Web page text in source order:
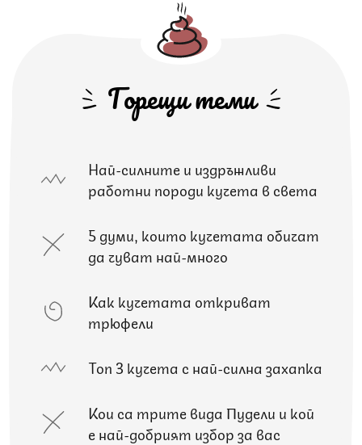
Горещи теми
Най-силните и издръжливи
работни породи кучета в света
5 думи, които кучетата обичат
да чуват най-много
Как кучетата откриват
трюфели
Топ 3 кучета с най-силна захапка
Кои са трите вида Пудели и кой
е най-добрият избор за вас